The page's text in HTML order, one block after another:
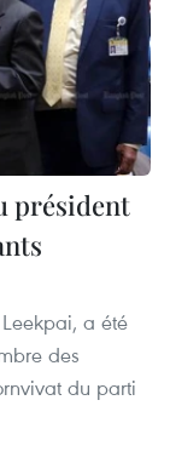
président
a été
des
du parti